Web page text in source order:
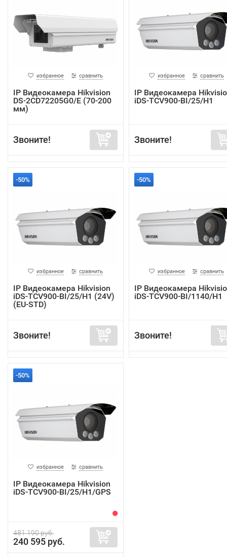
избранное сравнить
IP Видеокамера Hikvision
DS-2CD72205G0/E (70-200
мм)
Звоните!
избранное сравнить
IP Видеокамера
iDS-TCV900-BI/25/H1
Звоните!
-50%
избранное сравнить
IP Видеокамера Hikvision
iDS-TCV900-BI/25/H1 (24V)
(EU-STD)
Звоните!
-50%
избранное сравнить
IP Видеокамера
iDS-TCV900-BI/1140/H1
Звоните!
-50%
избранное сравнить
IP Видеокамера Hikvision
iDS-TCV900-BI/25/H1/GPS
481 190 руб.
240 595 руб.